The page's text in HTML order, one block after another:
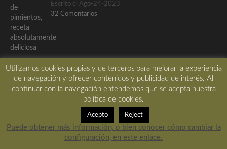
Escrito el Ago-24-2023
32 Comentarios
Etiquetas
aceite ajo ALIÑO aperitivo Apuntes arroz
gambas gastrónomia
manzana naranja navidad
Utilizamos cookies propias y de terceros para mejorar la experiencia
de navegación y ofrecer contenidos y publicidad de interés. Al
continuar con la navegación entendemos que se acepta nuestra
política de cookies.
Acepto Reject
Puede obtener más información, o bien conocer cómo cambiar la
configuración, en este enlace.